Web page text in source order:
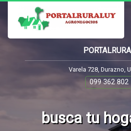
Varela 728, Durazno,
099 362 802
busca tu